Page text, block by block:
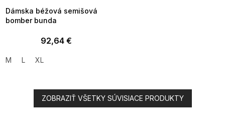
Dámska béžová semišová
bomber bunda
92,64 €
M L XL
ZOBRAZIŤ VŠETKY SÚVISIACE PRODUKTY